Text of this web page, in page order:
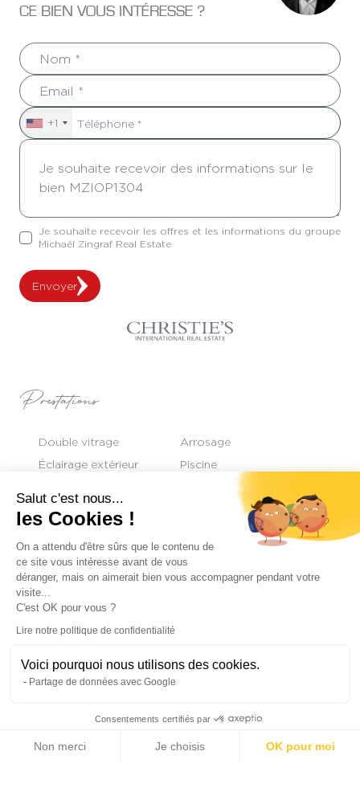
Salut c'est nous...
les Cookies !
On a attendu d'être sûrs que le contenu de
ce site vous intéresse avant de vous
déranger, mais on aimerait bien vous accompagner pendant votre
visite...
C'est OK pour vous ?
Lire notre politique de confidentialité
Voici pourquoi nous utilisons des cookies.
Partage de données avec Google
Consentements certifiés par
Non merci Je choisis
OK pour moi
CE BIEN VOUS INTÉRESSE ?
+1
Je souhaite recevoir les offres et les informations du groupe
Michaël Zingraf Real Estate
Envoyer
Prestations
Double vitrage
Arrosage
Éclairage extérieur
Piscine
Fenêtres coulissantes
Jeu de boules
+
−